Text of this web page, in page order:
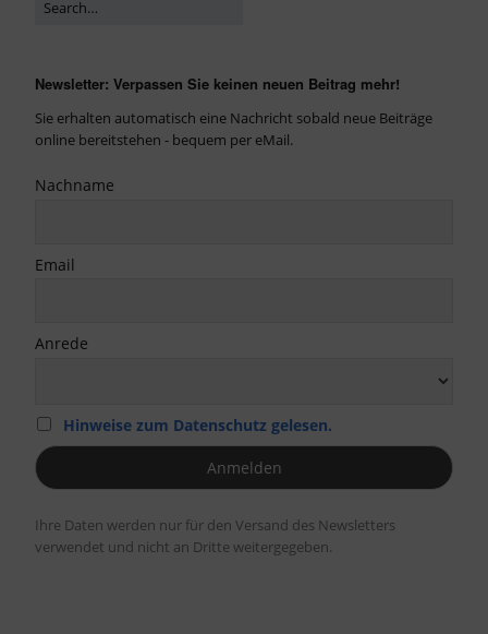
Newsletter: Verpassen Sie keinen neuen Beitrag mehr!
Sie erhalten automatisch eine Nachricht sobald neue Beiträge
online bereitstehen - bequem per eMail.
Nachname
Email
Anrede
Hinweise zum Datenschutz gelesen.
Ihre Daten werden nur für den Versand des Newsletters
verwendet und nicht an Dritte weitergegeben.